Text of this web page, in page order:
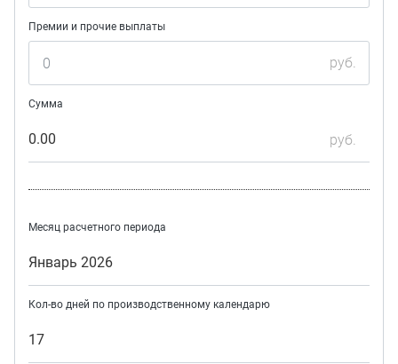
Премии и прочие выплаты
руб.
Сумма
0.00 руб.
Месяц расчетного периода
Январь 2026
Кол-во дней по производственному календарю
17